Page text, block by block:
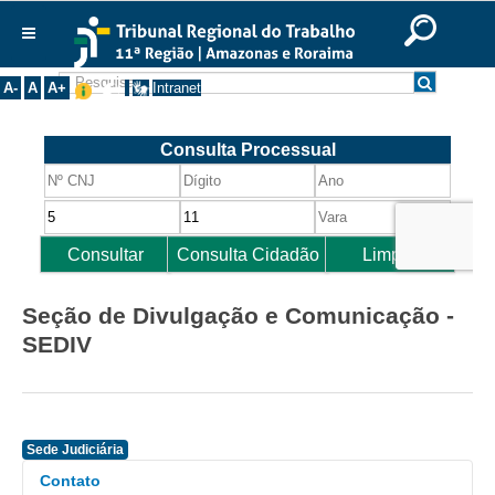
Ir para o rodapé
English
Português Español
A- A A+ Intranet
Institucional
Corregedoria
Composição
Desembargadores
Turmas
Juízes Manaus
Juízes Interior
Seção de Divulgação e Comunicação -
SEDIV
Sede Judiciária
Contato